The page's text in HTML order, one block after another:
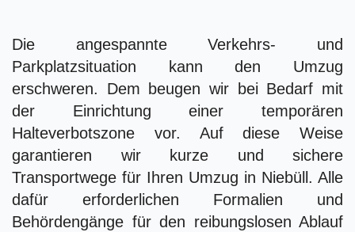
Die angespannte Verkehrs- und
Parkplatzsituation kann den Umzug
erschweren. Dem beugen wir bei Bedarf mit
der Einrichtung einer temporären
Halteverbotszone vor. Auf diese Weise
garantieren wir kurze und sichere
Transportwege für Ihren Umzug in Niebüll. Alle
dafür erforderlichen Formalien und
Behördengänge für den reibungslosen Ablauf